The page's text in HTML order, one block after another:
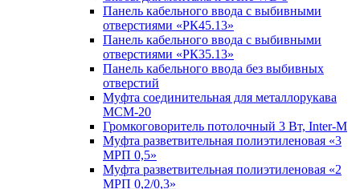
Панель кабельного ввода с выбивными
отверстиями «РК45.13»
Панель кабельного ввода с выбивными
отверстиями «РК35.13»
Панель кабельного ввода без выбивных
отверстий
Муфта соединительная для металлорукава
МСМ-20
Громкоговоритель потолочный 3 Вт, Inter-M
Муфта разветвительная полиэтиленовая «3
МРП 0,5»
Муфта разветвительная полиэтиленовая «2
МРП 0,2/0,3»